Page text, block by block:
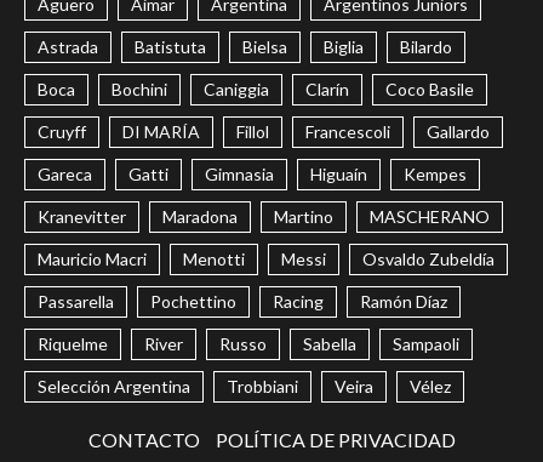
Astrada Batistuta Bielsa Biglia Bilardo
Boca Bochini Caniggia Clarín Coco Basile
Cruyff DI MARÍA Fillol Francescoli Gallardo
Gareca Gatti Gimnasia Higuaín Kempes
Kranevitter Maradona Martino MASCHERANO
Mauricio Macri Menotti Messi Osvaldo Zubeldía
Passarella Pochettino Racing Ramón Díaz
Riquelme River Russo Sabella Sampaoli
Selección Argentina Trobbiani Veira Vélez
CONTACTO POLÍTICA DE PRIVACIDAD